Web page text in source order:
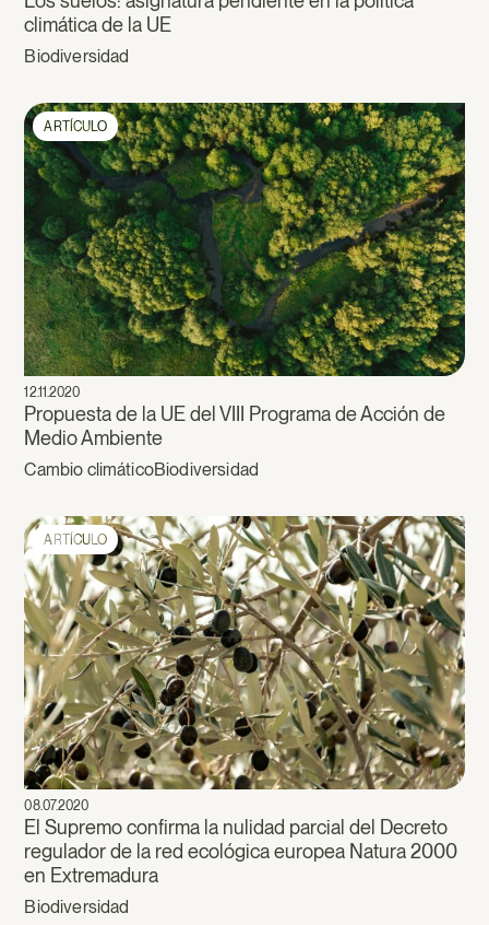
climática de la UE
Biodiversidad
ARTÍCULO
12.11.2020
Propuesta de la UE del VIII Programa de Acción de
Medio Ambiente
Cambio climáticoBiodiversidad
ARTÍCULO
08.07.2020
El Supremo confirma la nulidad parcial del Decreto
regulador de la red ecológica europea Natura 2000
en Extremadura
Biodiversidad